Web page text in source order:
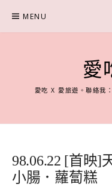
content
MENU
愛
愛吃 X 愛旅遊。聯絡我
98.06.22 [首映]
小腸．蘿蔔糕